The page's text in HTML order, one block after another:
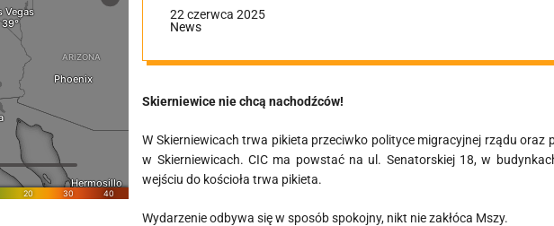
22 czerwca 2025
News
Skierniewice nie chcą nachodźców!
W Skierniewicach trwa pikieta przeciwko polityce migracyjnej rządu
w Skierniewicach. CIC ma powstać na ul. Senatorskiej 18, w
wejściu do kościoła trwa pikieta.
Wydarzenie odbywa się w sposób spokojny, nikt nie zakłóca Mszy.